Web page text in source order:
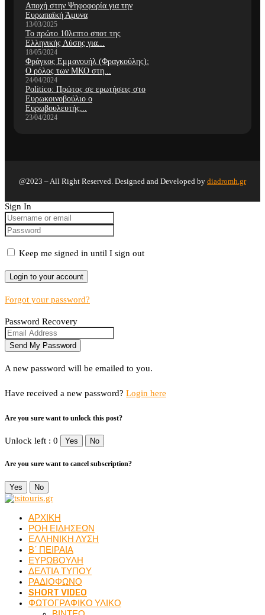
Αποχή στην Ψηφοφορία για την
Ευρωπαϊκή Άμυνα
13/03/2025
Το πρώτο 10λεπτο σποτ της
Ελληνικής Λύσης για...
18/05/2024
Φράγκος Εμμανουήλ (Φραγκούλης):
Ο ρόλος των ΜΚΟ στη...
24/04/2024
Politico: Πρώτος σε ερωτήσεις στο
Ευρωκοινοβούλιο ο
Ευρωβουλευτής...
23/04/2024
@2023 – All Right Reserved. Designed and Developed by diadromh.gr
Sign In
Keep me signed in until I sign out
Forgot your password?
Password Recovery
A new password will be emailed to you.
Have received a new password? Login here
Are you sure want to unlock this post?
Unlock left : 0 Yes No
Are you sure want to cancel subscription?
Yes No
ΑΡΧΙΚΗ
ΡΟΗ ΕΙΔΗΣΕΩΝ
ΕΛΛΗΝΙΚΗ ΛΥΣΗ
Β΄ ΠΕΙΡΑΙΑ
ΕΥΡΩΒΟΥΛΗ
ΔΕΛΤΙΑ ΤΥΠΟΥ
ΡΑΔΙΟΦΩΝΟ
SHORT VIDEO
ΦΩΤΟΓΡΑΦΙΚΟ ΥΛΙΚΟ